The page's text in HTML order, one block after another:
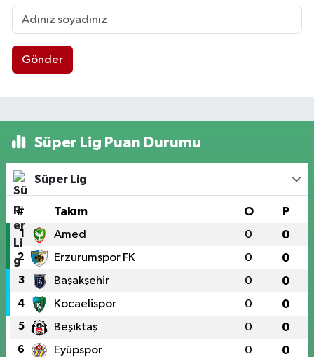
Gönder
Süper Lig Puan Durumu
Süper Lig
# Takım O P
1 Amed 0 0
2 Erzurumspor FK 0 0
3 Başakşehir 0 0
4 Kocaelispor 0 0
5 Beşiktaş 0 0
6 Eyüpspor 0 0